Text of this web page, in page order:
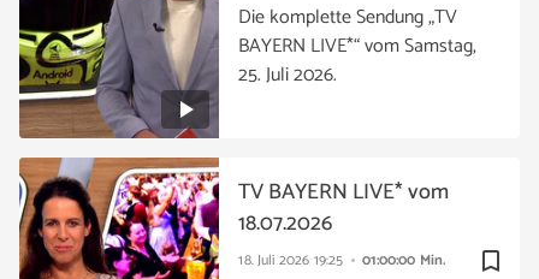
Die komplette Sendung „TV
BAYERN LIVE*“ vom Samstag,
25. Juli 2026.
bookmark_border
18. Juli 2026 19:25 01:00:00 Min.
TV BAYERN LIVE* vom
18.07.2026